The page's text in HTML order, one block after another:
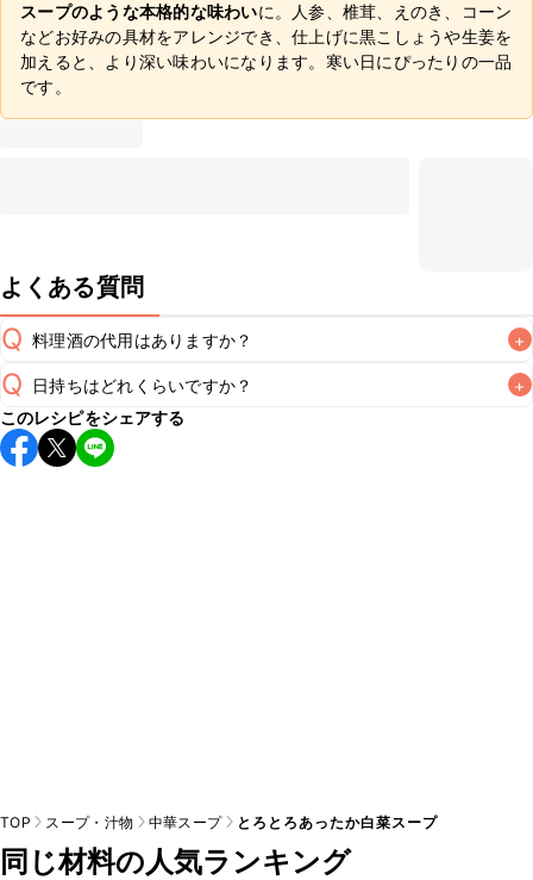
スープのような本格的な味わいに。人参、椎茸、えのき、コーン
などお好みの具材をアレンジでき、仕上げに黒こしょうや生姜を
加えると、より深い味わいになります。寒い日にぴったりの一品
です。
よくある質問
Q 料理酒の代用はありますか？ +
A
Q 日持ちはどれくらいですか？ +
保存期間は冷蔵で翌日中が目安です。なるべくお早めにお召
し上がりください。
このレシピをシェアする
TOP スープ・汁物 中華スープ とろとろあったか白菜スープ
同じ材料の人気ランキング